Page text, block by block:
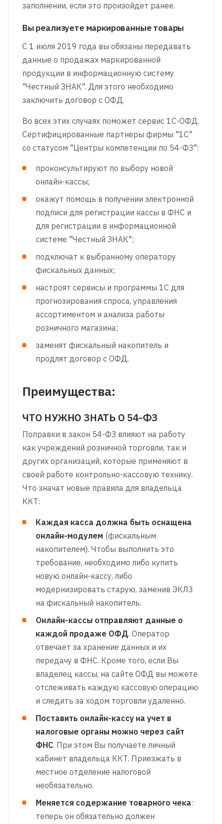
заполнении, если это произойдет ранее.
Вы реализуете маркированные товары
С 1 июля 2019 года вы обязаны передавать
данные о продажах маркированной
продукции в информационную систему
"Честный ЗНАК". Для этого необходимо
заключить договор с ОФД.
Во всех этих случаях поможет сервис 1С-ОФД.
Сертифицированные партнеры фирмы "1С"
со статусом "Центры компетенции по 54-ФЗ":
проконсультируют по выбору новой
онлайн-кассы;
окажут помощь в получении электронной
подписи для регистрации кассы в ФНС и
для регистрации в информационной
системе "Честный ЗНАК";
подключат к выбранному оператору
фискальных данных;
настроят сервисы и программы 1С для
прогнозирования спроса, управления
ассортиментом и анализа работы
розничного магазина;
заменят фискальный накопитель и
продлят договор с ОФД.
Преимущества:
ЧТО НУЖНО ЗНАТЬ О 54-ФЗ
Поправки в закон 54-ФЗ влияют на работу
как учреждений розничной торговли, так и
других организаций, которые применяют в
своей работе контрольно-кассовую технику.
Что значат новые правила для владельца
ККТ:
Каждая касса должна быть оснащена
онлайн-модулем (фискальным
накопителем). Чтобы выполнить это
требование, необходимо либо купить
новую онлайн-кассу, либо
модернизировать старую, заменив ЭКЛЗ
на фискальный накопитель.
Онлайн-кассы отправляют данные о
каждой продаже ОФД. Оператор
отвечает за хранение данных и их
передачу в ФНС. Кроме того, если Вы
владелец кассы, на сайте ОФД вы можете
отслеживать каждую кассовую операцию
и следить за ходом торговли удаленно.
Поставить онлайн-кассу на учет в
налоговые органы можно через сайт
ФНС. При этом Вы получаете личный
кабинет владельца ККТ. Приезжать в
местное отделение налоговой
необязательно.
Меняется содержание товарного чека:
теперь он обязательно должен